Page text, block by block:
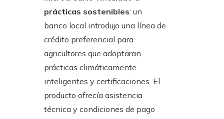
prácticas sostenibles: un
banco local introdujo una línea de
crédito preferencial para
agricultores que adoptaran
prácticas climáticamente
inteligentes y certificaciones. El
producto ofrecía asistencia
técnica y condiciones de pago